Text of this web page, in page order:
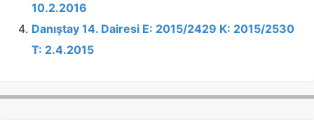
10.2.2016
Danıştay 14. Dairesi E: 2015/2429 K: 2015/2530
T: 2.4.2015